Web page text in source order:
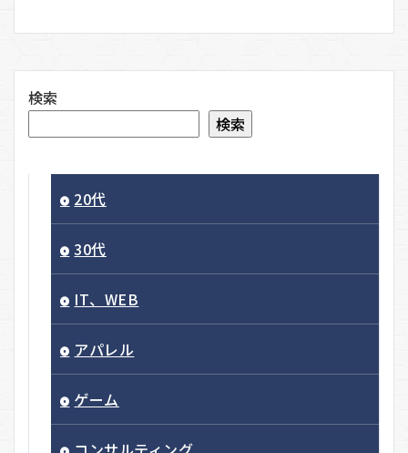
検索
検索
20代
30代
IT、WEB
アパレル
ゲーム